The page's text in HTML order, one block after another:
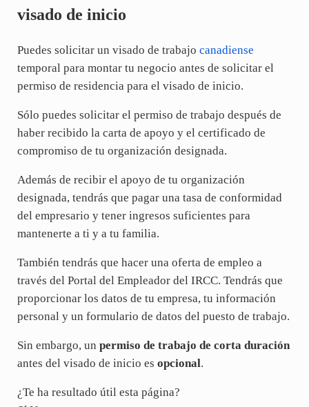
visado de inicio
Puedes solicitar un visado de trabajo canadiense
temporal para montar tu negocio antes de solicitar el
permiso de residencia para el visado de inicio.
Sólo puedes solicitar el permiso de trabajo después de
haber recibido la carta de apoyo y el certificado de
compromiso de tu organización designada.
Además de recibir el apoyo de tu organización
designada, tendrás que pagar una tasa de conformidad
del empresario y tener ingresos suficientes para
mantenerte a ti y a tu familia.
También tendrás que hacer una oferta de empleo a
través del Portal del Empleador del IRCC. Tendrás que
proporcionar los datos de tu empresa, tu información
personal y un formulario de datos del puesto de trabajo.
Sin embargo, un permiso de trabajo de corta duración
antes del visado de inicio es opcional.
¿Te ha resultado útil esta página?